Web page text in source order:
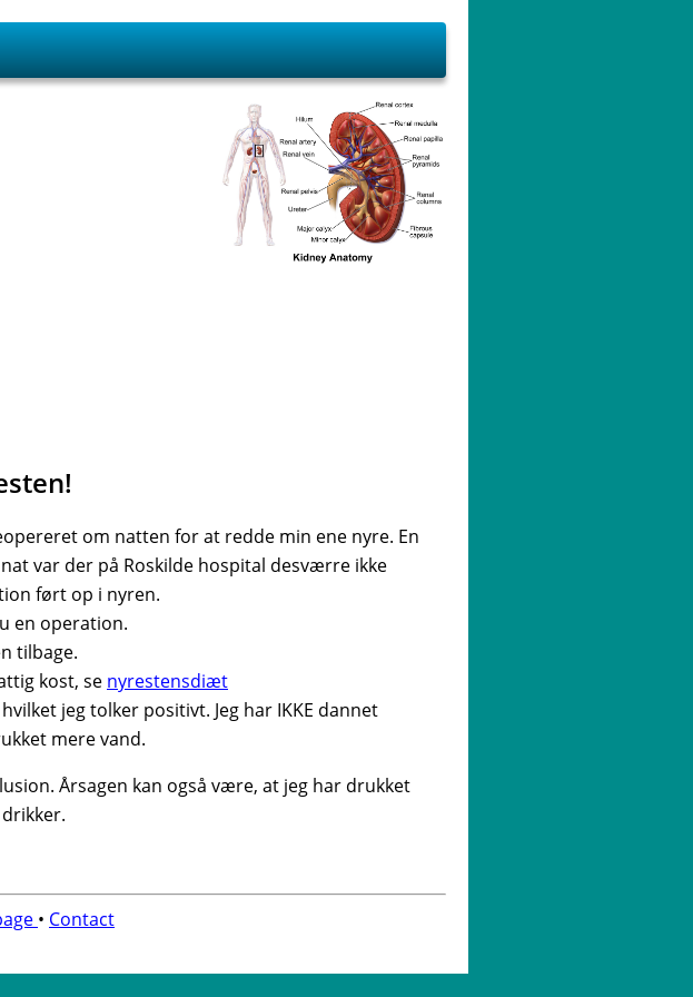
om natten for at redde min ene nyre. En
var der på Roskilde hospital desværre ikke
ført op i nyren.
en operation.
tilbage.
kost, se nyrestensdiæt
jeg tolker positivt. Jeg har IKKE dannet
mere vand.
Årsagen kan også være, at jeg har drukket
• Contact